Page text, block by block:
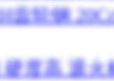
齿轮钢
硬度高 退火